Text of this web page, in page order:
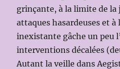
grinçante, à la limite de la
attaques hasardeuses et à
inexistante gâche un peu
interventions décalées
Autant la veille dans